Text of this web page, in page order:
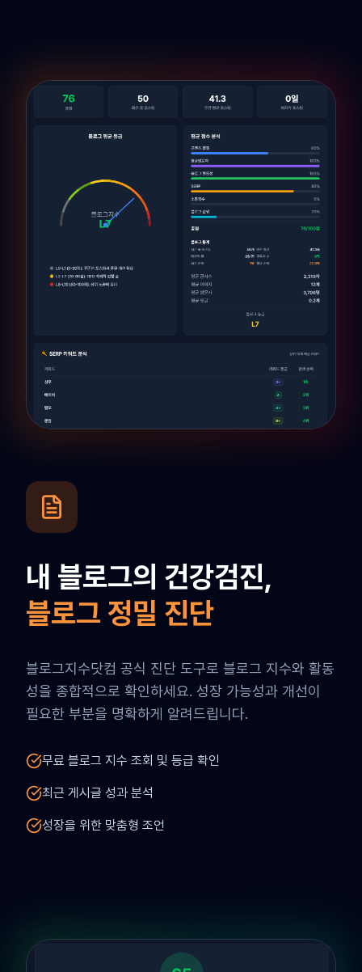
내 블로그의 건강검진,
블로그 정밀 진단
블로그지수닷컴 공식 진단 도구로 블로그 지수와 활동
성을 종합적으로 확인하세요. 성장 가능성과 개선이
필요한 부분을 명확하게 알려드립니다.
무료 블로그 지수 조회 및 등급 확인
최근 게시글 성과 분석
성장을 위한 맞춤형 조언